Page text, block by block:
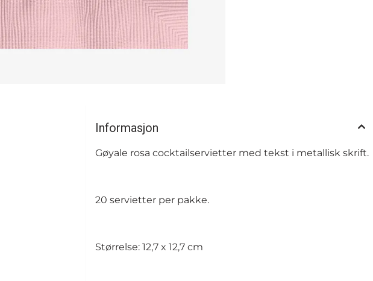
Informasjon
Gøyale rosa cocktailservietter med tekst i metallisk skrift.
20 servietter per pakke.
Størrelse: 12,7 x 12,7 cm